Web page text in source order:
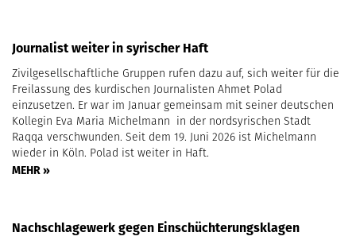
Journalist weiter in syrischer Haft
Zivilgesellschaftliche Gruppen rufen dazu auf, sich weiter für die
Freilassung des kurdischen Journalisten Ahmet Polad
einzusetzen. Er war im Januar gemeinsam mit seiner deutschen
Kollegin Eva Maria Michelmann in der nordsyrischen Stadt
Raqqa verschwunden. Seit dem 19. Juni 2026 ist Michelmann
wieder in Köln. Polad ist weiter in Haft.
MEHR »
Nachschlagewerk gegen Einschüchterungsklagen